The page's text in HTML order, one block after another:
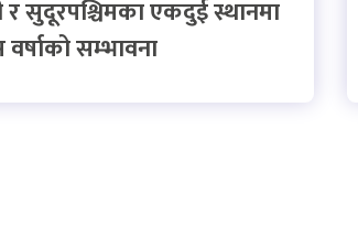
सुदूरपश्चिमका एकदुई स्थानमा
सम्भावना